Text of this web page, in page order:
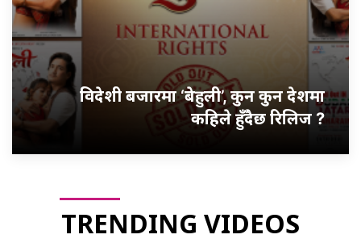
विदेशी बजारमा ‘बेहुली’, कुन कुन देशमा
कहिले हुँदैछ रिलिज ?
TRENDING VIDEOS